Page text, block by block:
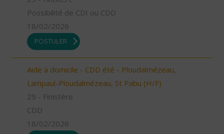
Possibilité de CDI ou CDD
18/02/2026
POSTULER
Aide à domicile - CDD été - Ploudalmézeau,
Lampaul-Ploudalmézeau, St Pabu (H/F)
29 - Finistère
CDD
18/02/2026